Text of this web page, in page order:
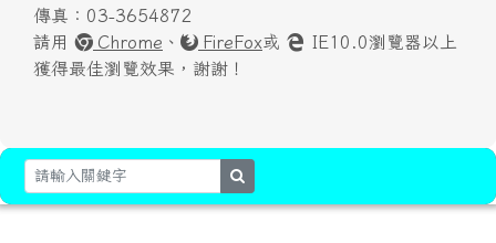
傳真：03-3654872
請用
Chrome 、 FireFox或
IE10.0瀏覽器以上
獲得最佳瀏覽效果，謝謝！